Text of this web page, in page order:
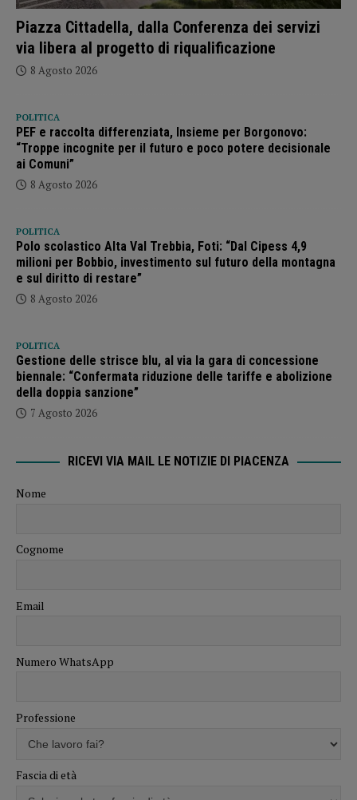
Piazza Cittadella, dalla Conferenza dei servizi
via libera al progetto di riqualificazione
8 Agosto 2026
POLITICA
PEF e raccolta differenziata, Insieme per Borgonovo:
“Troppe incognite per il futuro e poco potere decisionale
ai Comuni”
8 Agosto 2026
POLITICA
Polo scolastico Alta Val Trebbia, Foti: “Dal Cipess 4,9
milioni per Bobbio, investimento sul futuro della montagna
e sul diritto di restare”
8 Agosto 2026
POLITICA
Gestione delle strisce blu, al via la gara di concessione
biennale: “Confermata riduzione delle tariffe e abolizione
della doppia sanzione”
7 Agosto 2026
RICEVI VIA MAIL LE NOTIZIE DI PIACENZA
Nome
Cognome
Email
Numero WhatsApp
Professione
Fascia di età